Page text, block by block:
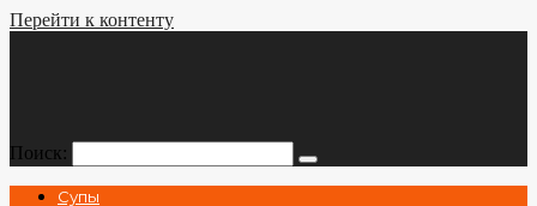
Перейти к контенту
Поиск:
Супы